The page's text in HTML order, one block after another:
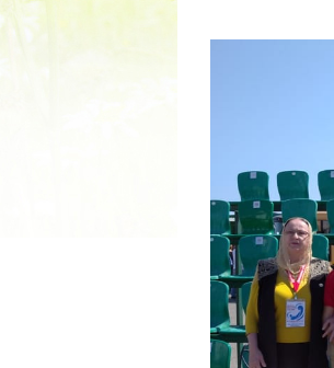
2022
19.12.2021